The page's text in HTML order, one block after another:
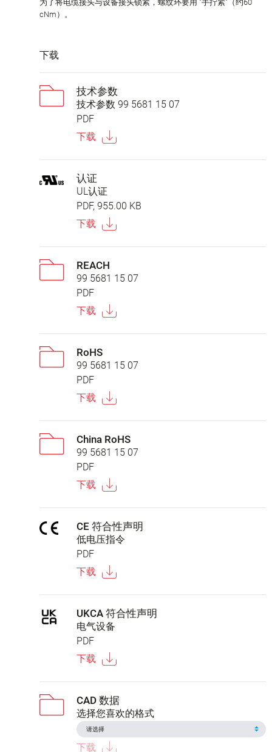
为了将电缆接头与设备接头锁紧，螺纹环要用 "手拧紧"（约60
cNm）。
下载
技术参数
技术参数 99 5681 15 07
PDF
下载
认证
UL认证
PDF, 955.00 KB
下载
REACH
99 5681 15 07
PDF
下载
RoHS
99 5681 15 07
PDF
下载
China RoHS
99 5681 15 07
PDF
下载
CE 符合性声明
低电压指令
PDF
下载
UKCA 符合性声明
电气设备
PDF
下载
CAD 数据
选择您喜欢的格式
下载